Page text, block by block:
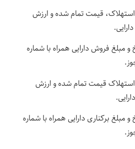
استهلاک، قیمت تمام شده و ارزش
و مبلغ فروش دارایی همراه با شماره
استهلاک قیمت تمام شده و ارزش
و مبلغ برکناری دارایی همراه با شماره